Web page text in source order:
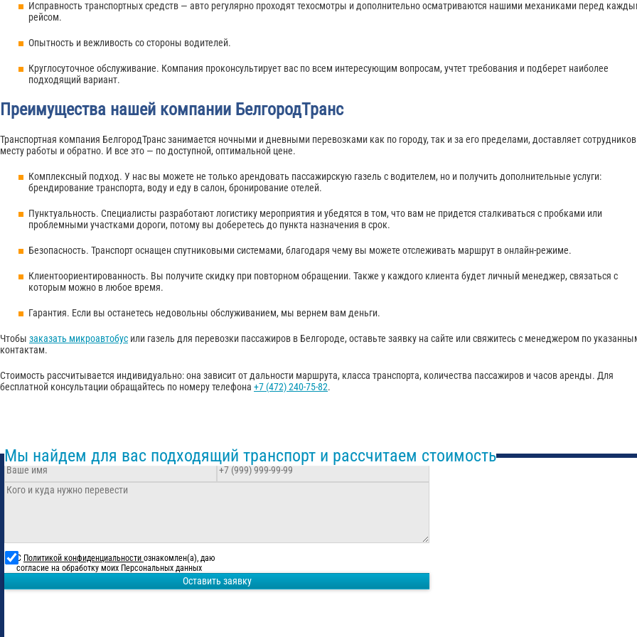
Исправность транспортных средств — авто регулярно проходят техосмотры и дополнительно осматриваются нашими механиками перед
рейсом.
Опытность и вежливость со стороны водителей.
Круглосуточное обслуживание. Компания проконсультирует вас по всем интересующим вопросам, учтет требования и подберет наиболее
подходящий вариант.
Преимущества нашей компании БелгородТранс
Транспортная компания БелгородТранс занимается ночными и дневными перевозками как по городу, так и за его пределами, доставляет
месту работы и обратно. И все это — по доступной, оптимальной цене.
Комплексный подход. У нас вы можете не только арендовать пассажирскую газель с водителем, но и получить дополнительные услуги:
брендирование транспорта, воду и еду в салон, бронирование отелей.
Пунктуальность. Специалисты разработают логистику мероприятия и убедятся в том, что вам не придется сталкиваться с пробками или
проблемными участками дороги, потому вы доберетесь до пункта назначения в срок.
Безопасность. Транспорт оснащен спутниковыми системами, благодаря чему вы можете отслеживать маршрут в онлайн-режиме.
Клиентоориентированность. Вы получите скидку при повторном обращении. Также у каждого клиента будет личный менеджер, связаться с
которым можно в любое время.
Гарантия. Если вы останетесь недовольны обслуживанием, мы вернем вам деньги.
Чтобы заказать микроавтобус или газель для перевозки пассажиров в Белгороде, оставьте заявку на сайте или свяжитесь с менеджером по
контактам.
Стоимость рассчитывается индивидуально: она зависит от дальности маршрута, класса транспорта, количества пассажиров и часов аренды. Для
бесплатной консультации обращайтесь по номеру телефона +7 (472) 240-75-82.
Мы найдем для вас подходящий транспорт и рассчитаем стоимость
С Политикой конфиденциальности ознакомлен(а), даю
согласие на обработку моих Персональных данных
Оставить заявку